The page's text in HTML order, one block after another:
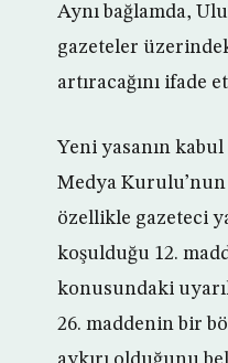
Aynı bağlamda,
gazeteler
artıracağını ifade
Yeni yasanın
Medya
özellikle gazeteci
koşulduğu 12.
konusundaki
26. maddenin bir